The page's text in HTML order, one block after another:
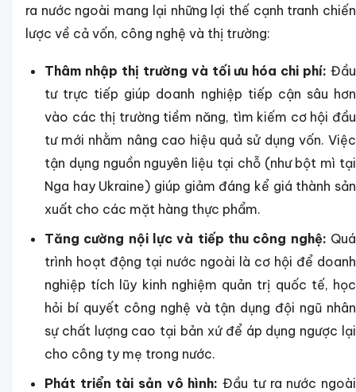
ra nước ngoài mang lại những lợi thế cạnh tranh chiến
lược về cả vốn, công nghệ và thị trường:
Thâm nhập thị trường và tối ưu hóa chi phí: Đầu
tư trực tiếp giúp doanh nghiệp tiếp cận sâu hơn
vào các thị trường tiềm năng, tìm kiếm cơ hội đầu
tư mới nhằm nâng cao hiệu quả sử dụng vốn. Việc
tận dụng nguồn nguyên liệu tại chỗ (như bột mì tại
Nga hay Ukraine) giúp giảm đáng kể giá thành sản
xuất cho các mặt hàng thực phẩm.
Tăng cường nội lực và tiếp thu công nghệ: Quá
trình hoạt động tại nước ngoài là cơ hội để doanh
nghiệp tích lũy kinh nghiệm quản trị quốc tế, học
hỏi bí quyết công nghệ và tận dụng đội ngũ nhân
sự chất lượng cao tại bản xứ để áp dụng ngược lại
cho công ty mẹ trong nước.
Phát triển tài sản vô hình: Đầu tư ra nước ngoài